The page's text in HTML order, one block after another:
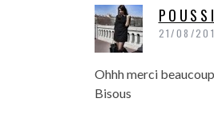
21/08/
Ohhh merci
Bisous